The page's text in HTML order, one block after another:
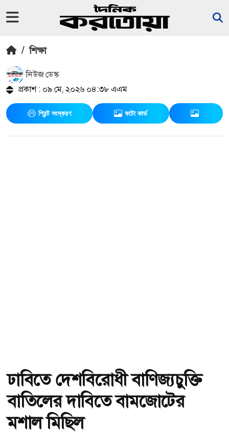
/ শিক্ষা
নিউজ ডেস্ক
প্রকাশ : ০৯ মে, ২০২৬ ০৪:৩৮ এএম
প্রিন্ট সংস্করণ ফটো কার্ড
ঢাবিতে দেশবিরোধী বাণিজ্যচুক্তি
বাতিলের দাবিতে বামজোটের
মশাল মিছিল